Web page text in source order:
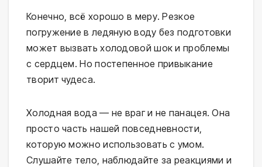
Конечно, всё хорошо в меру. Резкое
погружение в ледяную воду без подготовки
может вызвать холодовой шок и проблемы
с сердцем. Но постепенное привыкание
творит чудеса.
Холодная вода — не враг и не панацея. Она
просто часть нашей повседневности,
которую можно использовать с умом.
Слушайте тело, наблюдайте за реакциями и